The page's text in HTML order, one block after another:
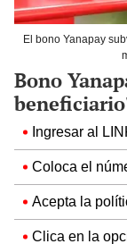
El bono Yanapay
Bono
Ingresar al
Coloca el
Acepta la
Clica en la